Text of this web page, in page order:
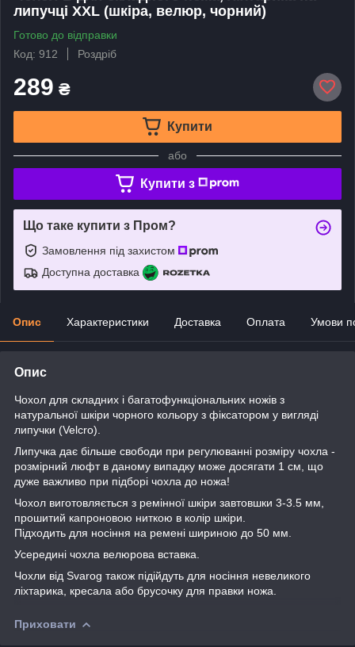
липучці XXL (шкіра, велюр, чорний)
Готово до відправки
Код: 912
Роздріб
289 ₴
Купити
або
Купити з
Що таке купити з Пром?
Замовлення під захистом
Доступна доставка
Опис Характеристики Доставка Оплата Умови
Опис
Чохол для складних і багатофункціональних ножів з
натуральної шкіри чорного кольору з фіксатором у вигляді
липучки (Velcro).
Липучка дає більше свободи при регулюванні розміру чохла -
розмірний люфт в даному випадку може досягати 1 см, що
дуже важливо при підборі чохла до ножа!
Чохол виготовляється з ремінної шкіри завтовшки 3-3.5 мм,
прошитий капроновою ниткою в колір шкіри.
Підходить для носіння на ремені шириною до 50 мм.
Усередині чохла велюрова вставка.
Чохли від Svarog також підійдуть для носіння невеликого
ліхтарика, кресала або брусочку для правки ножа.
Приховати